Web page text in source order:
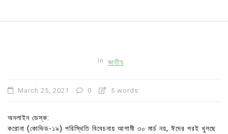
In জাতীয়
March 25, 2021 0 5 words
অনলাইন ডেস্ক:
করোনা (কোভিড-১৯) পরিস্থিতি বিবেচনায় আগামী ৩০ মার্চ নয়, ঈদের পরই খুলছে